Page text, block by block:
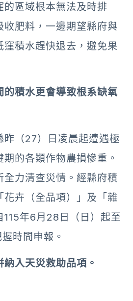
區域根本無法及時排
肥料，一邊期望縣府與
積水趕快退去，避免果
積水更會導致根系缺氧
（27）日凌晨起遭遇極
的各類作物農損慘重。
力清查災情。經縣府積
卉（全品項）」及「雜
年6月28日（日）起至
時間申報。
入天災救助品項。